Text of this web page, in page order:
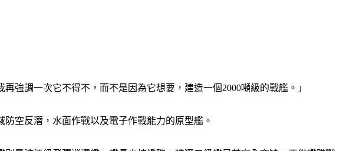
強調一次它不得不，而不是因為它想要，建造一個2000噸級的戰艦。」
空反潛，水面作戰以及電子作戰能力的原型艦。